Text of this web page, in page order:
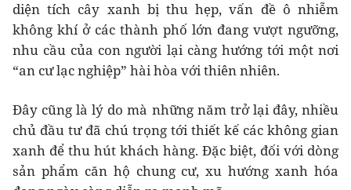
diện tích cây xanh bị thu hẹp, vấn đề ô nhiễm
không khí ở các thành phố lớn đang vượt ngưỡng,
nhu cầu của con người lại càng hướng tới một nơi
“an cư lạc nghiệp” hài hòa với thiên nhiên.
Đây cũng là lý do mà những năm trở lại đây, nhiều
chủ đầu tư đã chú trọng tới thiết kế các không gian
xanh để thu hút khách hàng. Đặc biệt, đối với dòng
sản phẩm căn hộ chung cư, xu hướng xanh hóa